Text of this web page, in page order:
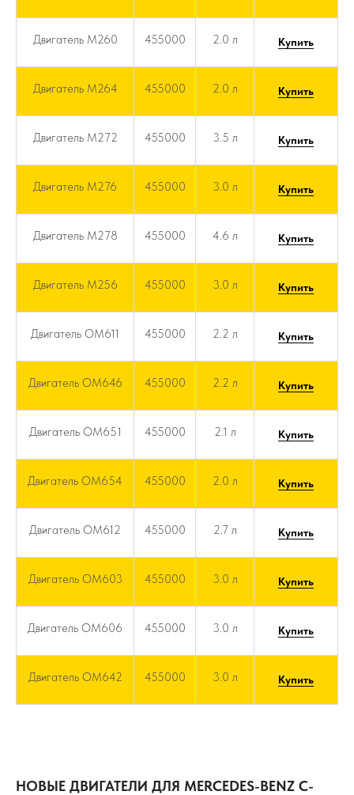
Двигатель M260 455000 2.0 л Купить
Двигатель M264 455000 2.0 л Купить
Двигатель M272 455000 3.5 л Купить
Двигатель M276 455000 3.0 л Купить
Двигатель M278 455000 4.6 л Купить
Двигатель M256 455000 3.0 л Купить
Двигатель OM611 455000 2.2 л Купить
Двигатель OM646 455000 2.2 л Купить
Двигатель OM651 455000 2.1 л Купить
Двигатель OM654 455000 2.0 л Купить
Двигатель OM612 455000 2.7 л Купить
Двигатель OM603 455000 3.0 л Купить
Двигатель OM606 455000 3.0 л Купить
Двигатель OM642 455000 3.0 л Купить
НОВЫЕ ДВИГАТЕЛИ ДЛЯ MERCEDES-BENZ C-